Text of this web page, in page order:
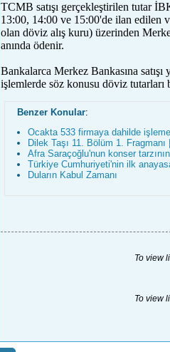
TCMB satışı gerçekleştirilen tutar
13:00, 14:00 ve 15:00'de ilan edilen
olan döviz alış kuru) üzerinden
anında ödenir.
Bankalarca Merkez Bankasına
işlemlerde söz konusu döviz tutarları
Benzer Konular:
Ocakta 533 firmaya dahilde
Dilek Taşı 11. Bölüm 1.
Afra Saraçoğlu'nun konser
Türkiye Cumhuriyeti'nin ilk
Duların Kabul Zamanı
To view
To view